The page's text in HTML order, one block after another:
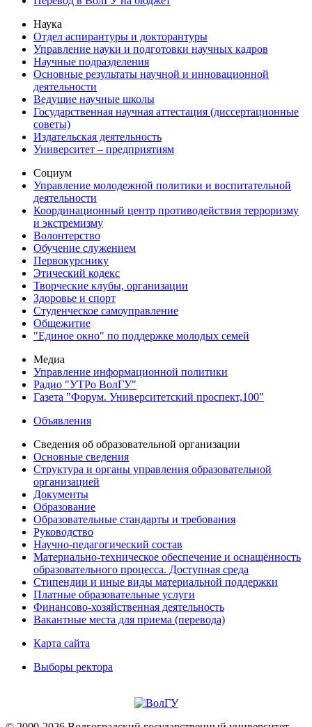
Наука
Отдел аспирантуры и докторантуры
Управление науки и подготовки научных кадров
Научные подразделения
Основные результаты научной и инновационной
деятельности
Ведущие научные школы
Государственная научная аттестация (диссертационные
советы)
Издательская деятельность
Университет – предприятиям
Социум
Управление молодежной политики и воспитательной
деятельности
Координационный центр противодействия терроризму
и экстремизму
Волонтерство
Обучение служением
Первокурснику
Этический кодекс
Творческие клубы, организации
Здоровье и спорт
Студенческое самоуправление
Общежитие
"Единое окно" по поддержке молодых семей
Медиа
Управление информационной политики
Радио "УТРо ВолГУ"
Газета "Форум. Университетский проспект,100"
Объявления
Сведения об образовательной организации
Основные сведения
Структура и органы управления образовательной
организацией
Документы
Образование
Образовательные стандарты и требования
Руководство
Научно-педагогический состав
Материально-техническое обеспечение и оснащённость
образовательного процесса. Доступная среда
Стипендии и иные виды материальной поддержки
Платные образовательные услуги
Финансово-хозяйственная деятельность
Вакантные места для приема (перевода)
Карта сайта
Выборы ректора